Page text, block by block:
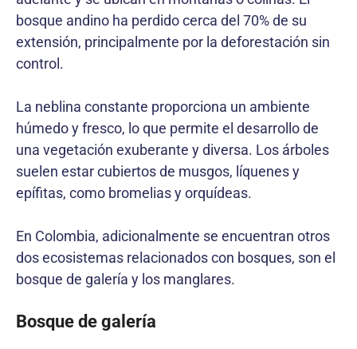
bosque andino ha perdido cerca del 70% de su
extensión, principalmente por la deforestación sin
control.
La neblina constante proporciona un ambiente
húmedo y fresco, lo que permite el desarrollo de
una vegetación exuberante y diversa. Los árboles
suelen estar cubiertos de musgos, líquenes y
epífitas, como bromelias y orquídeas.
En Colombia, adicionalmente se encuentran otros
dos ecosistemas relacionados con bosques, son el
bosque de galería y los manglares.
Bosque de galería